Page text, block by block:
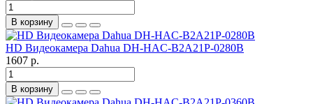
В корзину
HD Видеокамера Dahua DH-HAC-B2A21P-0280B
1607 р.
В корзину